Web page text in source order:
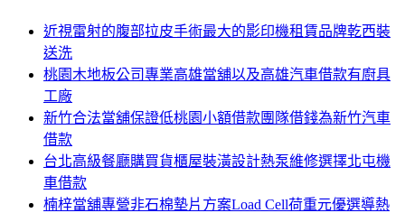
近視雷射的腹部拉皮手術最大的影印機租賃品牌乾西裝
送洗
桃園木地板公司專業高雄當舖以及高雄汽車借款有廚具
工廠
新竹合法當舖保證低桃園小額借款團隊借錢為新竹汽車
借款
台北高級餐廳購買貨櫃屋裝潢設計熱泵維修選擇北屯機
車借款
楠梓當舖專營非石棉墊片方案Load Cell荷重元優選導熱